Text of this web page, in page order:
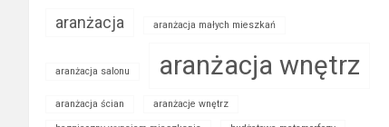
aranżacja aranżacja małych mieszkań
aranżacja salonu aranżacja wnętrz
aranżacja ścian aranżacje wnętrz